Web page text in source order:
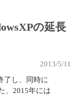
の延長
2013/5/11
了し、同時に
、2015年には